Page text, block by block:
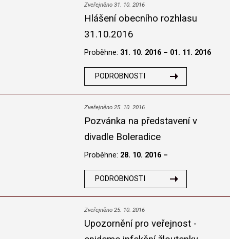
Zveřejněno 31. 10. 2016
Hlášení obecního rozhlasu
31.10.2016
Proběhne: 31. 10. 2016 – 01. 11. 2016
PODROBNOSTI
Zveřejněno 25. 10. 2016
Pozvánka na představení v
divadle Boleradice
Proběhne: 28. 10. 2016 –
PODROBNOSTI
Zveřejněno 25. 10. 2016
Upozornění pro veřejnost -